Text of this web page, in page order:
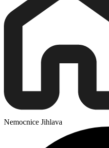
Nemocnice Jihlava